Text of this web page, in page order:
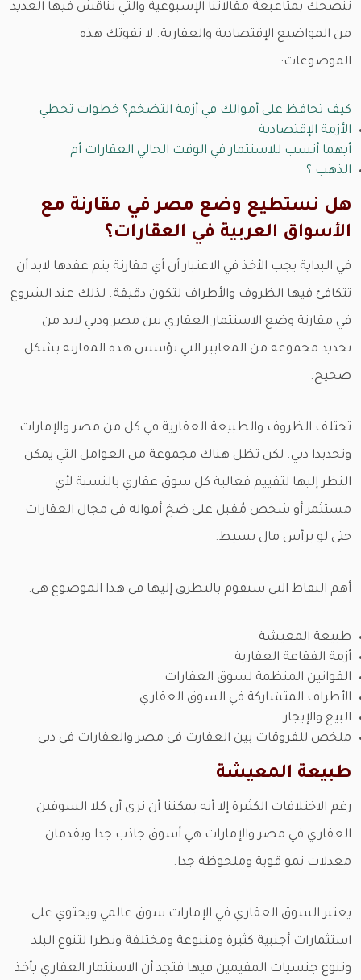
ننصحك بمتاعبعة مقالاتنا الإسبوعية والتي نناقش فيها العديد
من المواضيع الإقتصادية والعقارية. لا تفوتك هذه
الموضوعات:
كيف تحافظ على أموالك في أزمة التضخم؟ خطوات تخطي
الأزمة الإقتصادية
أيهما أنسب للاستثمار في الوقت الحالي العقارات أم
الذهب ؟
هل نستطيع وضع مصر في مقارنة مع
الأسواق العربية في العقارات؟
في البداية يجب الأخذ في الاعتبار أن أي مقارنة يتم عقدها لابد أن
تتكافئ فيها الظروف والأطراف لتكون دقيقة. لذلك عند الشروع
في مقارنة وضع الاستثمار العقاري بين مصر ودبي لابد من
تحديد مجموعة من المعايير التي تؤسس هذه المقارنة بشكل
صحيح.
تختلف الظروف والطبيعة العقارية في كل من مصر والإمارات
وتحديدا دبي. لكن تظل هناك مجموعة من العوامل التي يمكن
النظر إليها لتقييم فعالية كل سوق عقاري بالنسبة لأي
مستثمر أو شخص مُقبل على ضخ أمواله في مجال العقارات
حتى لو برأس مال بسيط.
أهم النقاط التي سنقوم بالتطرق إليها في هذا الموضوع هي:
طبيعة المعيشة
أزمة الفقاعة العقارية
القوانين المنظمة لسوق العقارات
الأطراف المتشاركة في السوق العقاري
البيع والإيجار
ملخص للفروقات بين العقارت في مصر والعقارات في دبي
طبيعة المعيشة
رغم الاختلافات الكثيرة إلا أنه يمكننا أن نرى أن كلا السوقين
العقاري في مصر والإمارات هي أسوق جاذب جدا ويقدمان
معدلات نمو قوية وملحوظة جدا.
يعتبر السوق العقاري في الإمارات سوق عالمي ويحتوي على
استثمارات أجنبية كثيرة ومتنوعة ومختلفة ونظرا لتنوع البلد
وتنوع جنسيات المقيمين فيها فتجد أن الاستثمار العقاري يأخذ